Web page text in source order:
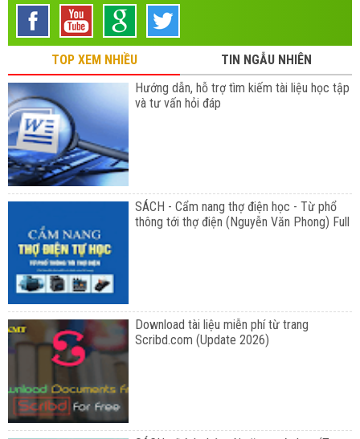
TOP XEM NHIỀU
TIN NGẪU NHIÊN
Hướng dẫn, hỗ trợ tìm kiếm tài liệu học tập
và tư vấn hỏi đáp
SÁCH - Cẩm nang thợ điện học - Từ phổ
thông tới thợ điện (Nguyễn Văn Phong) Full
Download tài liệu miễn phí từ trang
Scribd.com (Update 2026)